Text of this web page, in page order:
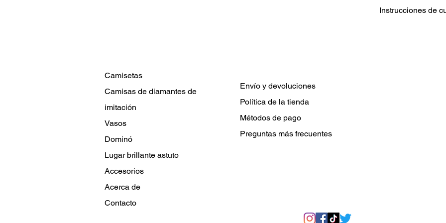
Instrucciones de
No planchar
transferencia de
Camisetas
Camisas de diamantes de
imitación
Vasos
Dominó
Lugar brillante astuto
Accesorios
Acerca de
Contacto
Envío y devoluciones
Política de la tienda
Métodos de pago
Preguntas más frecuentes